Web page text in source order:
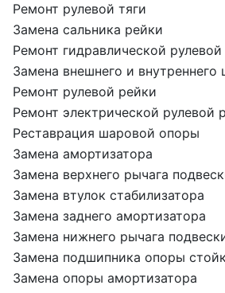
Ремонт рулевой тяги
Замена сальника рейки
Ремонт гидравлической
Замена внешнего и внутреннего
Ремонт рулевой рейки
Ремонт электрической рулевой
Реставрация шаровой опоры
Замена амортизатора
Замена верхнего рычага
Замена втулок стабилизатора
Замена заднего амортизатора
Замена нижнего рычага
Замена подшипника опоры
Замена опоры амортизатора